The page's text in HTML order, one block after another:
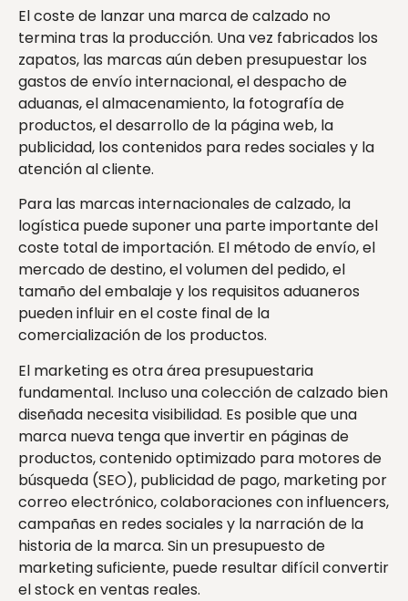
El coste de lanzar una marca de calzado no
termina tras la producción. Una vez fabricados los
zapatos, las marcas aún deben presupuestar los
gastos de envío internacional, el despacho de
aduanas, el almacenamiento, la fotografía de
productos, el desarrollo de la página web, la
publicidad, los contenidos para redes sociales y la
atención al cliente.
Para las marcas internacionales de calzado, la
logística puede suponer una parte importante del
coste total de importación. El método de envío, el
mercado de destino, el volumen del pedido, el
tamaño del embalaje y los requisitos aduaneros
pueden influir en el coste final de la
comercialización de los productos.
El marketing es otra área presupuestaria
fundamental. Incluso una colección de calzado bien
diseñada necesita visibilidad. Es posible que una
marca nueva tenga que invertir en páginas de
productos, contenido optimizado para motores de
búsqueda (SEO), publicidad de pago, marketing por
correo electrónico, colaboraciones con influencers,
campañas en redes sociales y la narración de la
historia de la marca. Sin un presupuesto de
marketing suficiente, puede resultar difícil convertir
el stock en ventas reales.